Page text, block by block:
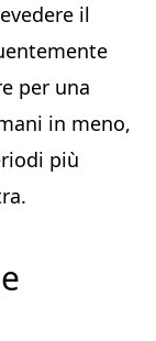
il
per una
in meno,
più